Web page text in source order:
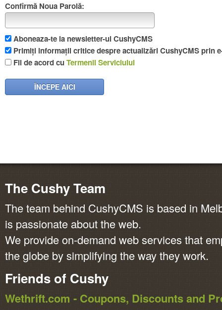
Confirmă Noua Parolă:
Aboneaza-te la newsletter-ul CushyCMS
Primiți informații critice despre actualizări CushyCMS prin
Fii de acord cuTermenii Serviciului
ÎNCEPE AICI
The Cushy Team
The team behind CushyCMS is based in
is passionate about the web.
We provide on-demand web services that
the globe by simplifying the way they work.
Friends of Cushy
Wethrift.com - Coupons, Discounts and